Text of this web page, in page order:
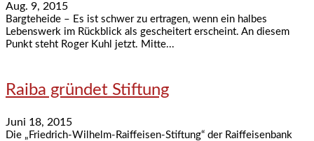
Aug. 9, 2015
Bargteheide – Es ist schwer zu ertragen, wenn ein halbes
Lebenswerk im Rückblick als gescheitert erscheint. An diesem
Punkt steht Roger Kuhl jetzt. Mitte...
Raiba gründet Stiftung
Juni 18, 2015
Die „Friedrich-Wilhelm-Raiffeisen-Stiftung“ der Raiffeisenbank